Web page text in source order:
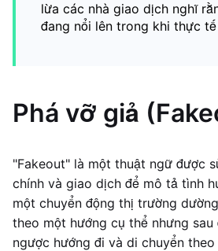
lừa các nhà giao dịch nghĩ
đang nổi lên trong khi thực
Phá vỡ giả
"Fakeout" là một thuật ngữ được
chính và giao dịch để mô tả tình
một chuyển động thị trường
theo một hướng cụ thể nhưng sau
ngược hướng đi và di chuyển